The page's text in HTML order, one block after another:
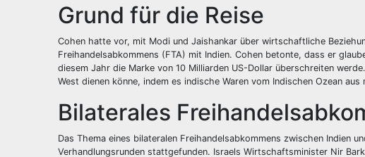
Grund für die Reise
Cohen hatte vor, mit Modi und Jaishankar über wirtschaftliche
Freihandelsabkommens (FTA) mit Indien. Cohen betonte, dass er
diesem Jahr die Marke von 10 Milliarden US-Dollar überschreiten
West dienen könne, indem es indische Waren vom Indischen Ozean
Bilaterales
Das Thema eines bilateralen Freihandelsabkommens zwischen Indien
Verhandlungsrunden stattgefunden. Israels Wirtschaftsminister Nir